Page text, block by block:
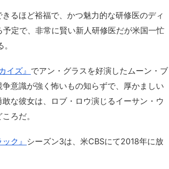
るほど裕福で、かつ魅力的な研修医のディ
定で、非常に賢い新人研修医だが米国一忙
イズ』 でアン・グラスを好演したムーン・ブ
意識が強く怖いもの知らずで、厚かましい
な彼女は、ロブ・ロウ演じるイーサン・ウ
ろだ。
ク』 シーズン3は、米CBSにて2018年に放